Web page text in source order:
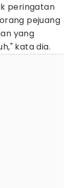
peringatan
pejuang
yang
kata dia.